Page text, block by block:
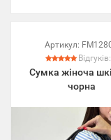
Артикул:
Відгуків:
Сумка жіноча
чорна